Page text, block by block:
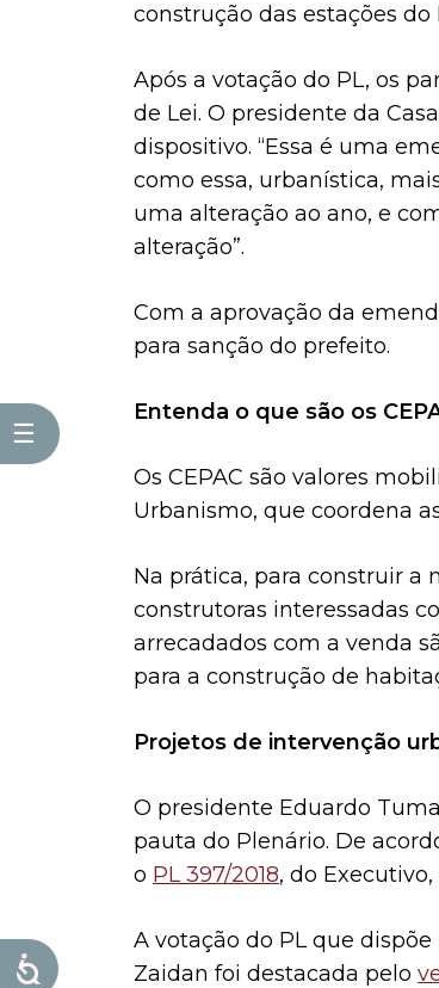
☰
construção das estações
Após a votação do PL, os
de Lei. O presidente da
dispositivo. “Essa é uma
como essa, urbanística,
uma alteração ao ano, e
alteração”.
Com a aprovação da
para sanção do prefeito.
Entenda o que são os
Os CEPAC são valores
Urbanismo, que coordena
Na prática, para construir a
construtoras interessadas
arrecadados com a venda
para a construção de
Projetos de intervenção
O presidente Eduardo
pauta do Plenário. De
o PL 397/2018, do
A votação do PL que
Zaidan foi destacada pelo